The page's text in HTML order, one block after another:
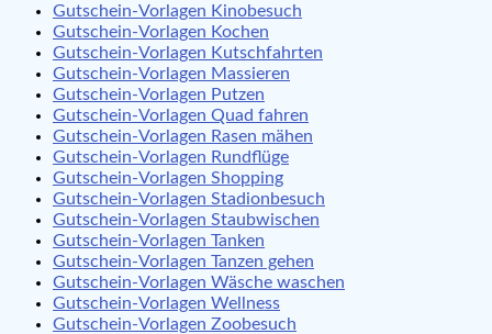
Gutschein-Vorlagen Kinobesuch
Gutschein-Vorlagen Kochen
Gutschein-Vorlagen Kutschfahrten
Gutschein-Vorlagen Massieren
Gutschein-Vorlagen Putzen
Gutschein-Vorlagen Quad fahren
Gutschein-Vorlagen Rasen mähen
Gutschein-Vorlagen Rundflüge
Gutschein-Vorlagen Shopping
Gutschein-Vorlagen Stadionbesuch
Gutschein-Vorlagen Staubwischen
Gutschein-Vorlagen Tanken
Gutschein-Vorlagen Tanzen gehen
Gutschein-Vorlagen Wäsche waschen
Gutschein-Vorlagen Wellness
Gutschein-Vorlagen Zoobesuch